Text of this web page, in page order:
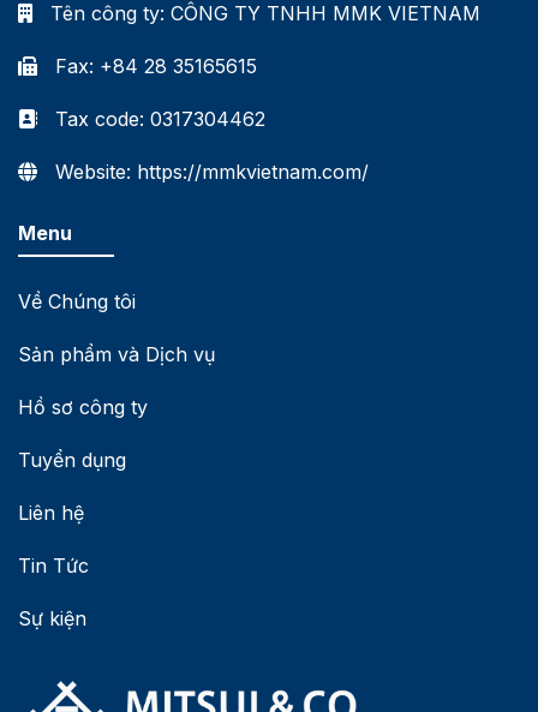
Tên công ty: CÔNG TY TNHH MMK VIETNAM
Fax: +84 28 35165615
Tax code: 0317304462
Website: https://mmkvietnam.com/
Menu
Về Chúng tôi
Sản phẩm và Dịch vụ
Hồ sơ công ty
Tuyển dụng
Liên hệ
Tin Tức
Sự kiện